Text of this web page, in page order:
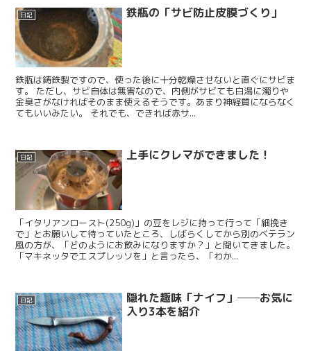
日記 鉄瓶の「サビ防止皮膜づくり」
鉄瓶は鋳鉄製ですので、使った後に十分乾燥させないと直ぐにサビま
す。 ただし、サビ自体は無害なので、内側がサビても白湯に濁りや
金臭さがなければそのまま使えるそうです。あまり神経質にならなく
てもいいみたい。 それでも、できれば赤サ...
日記 上手にクレマができました！
「イタリアンロースト(250g)」の豆をレジに持って行って「細挽き
で」とお願いして待っていたところ、しばらくしてから別のベテラン
風の方が、「どのようにお飲みになりますか？」と聞いてきました。
「マキネッタでエスプレッソを」と言ったら、「わか...
日記
隠れた趣味「ナイフ」──お気に
入り3本を紹介